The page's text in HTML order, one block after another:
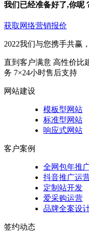
我们已经准备好了,你呢
获取网络营销报价
2022我们与您携手共赢
直到客户满意 高性价比
务 7×24小时售后支持
网站建设
模板型网站
标准型网站
响应式网站
客户案例
全网包年推
抖音推广运
定制站开发
爱采购运营
品牌全案设
签约动态